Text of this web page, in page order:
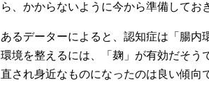
ら、かからないように今から準備してお
あるデーターによると、認知症は「腸内
環境を整えるには、「麹」が有効だそう
直され身近なものになったのは良い傾向